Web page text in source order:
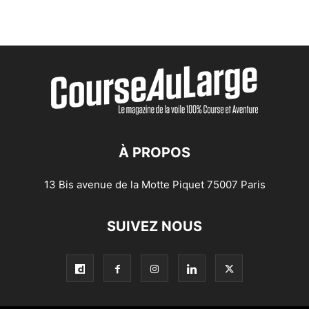
À PROPOS
13 Bis avenue de la Motte Piquet 75007 Paris
SUIVEZ NOUS